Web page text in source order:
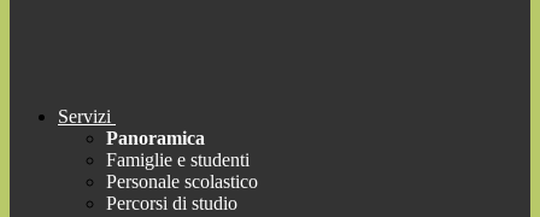
Servizi
Panoramica
Famiglie e studenti
Personale scolastico
Percorsi di studio